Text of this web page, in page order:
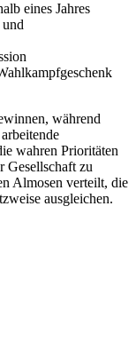
eines Jahres
während
wahren Prioritäten
Gesellschaft zu
Almosen verteilt, die
ausgleichen.